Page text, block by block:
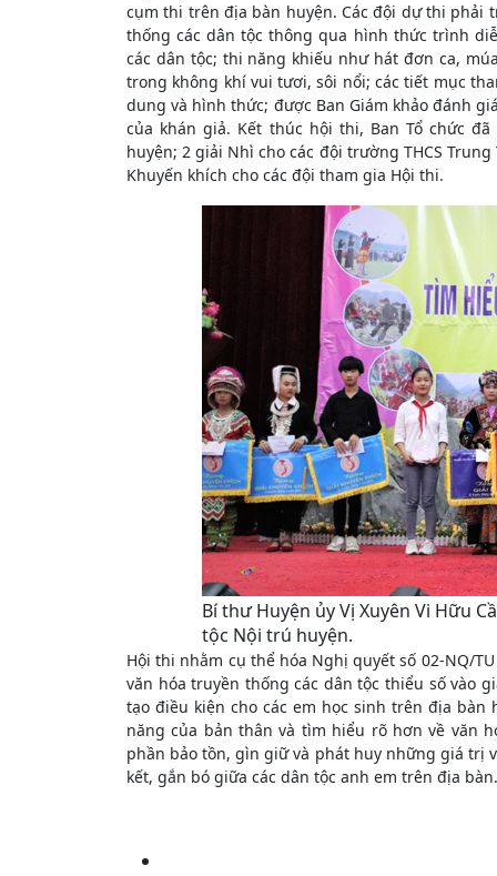
cụm thi trên địa bàn huyện. Các đội dự thi phải
thống các dân tộc thông qua hình thức trình
các dân tộc; thi năng khiếu như hát đơn ca,
trong không khí vui tươi, sôi nổi; các tiết mục
dung và hình thức; được Ban Giám khảo đánh
của khán giả. Kết thúc hội thi, Ban Tổ chức
huyện; 2 giải Nhì cho các đội trường THCS
Khuyến khích cho các đội tham gia Hội thi.
Bí thư Huyện ủy Vị Xuyên Vi Hữu
tộc Nội trú huyện.
Hội thi nhằm cụ thể hóa Nghị quyết số 02-NQ/
văn hóa truyền thống các dân tộc thiểu số vào
tạo điều kiện cho các em học sinh trên địa
năng của bản thân và tìm hiểu rõ hơn về văn
phần bảo tồn, gìn giữ và phát huy những giá trị
kết, gắn bó giữa các dân tộc anh em trên địa bàn.